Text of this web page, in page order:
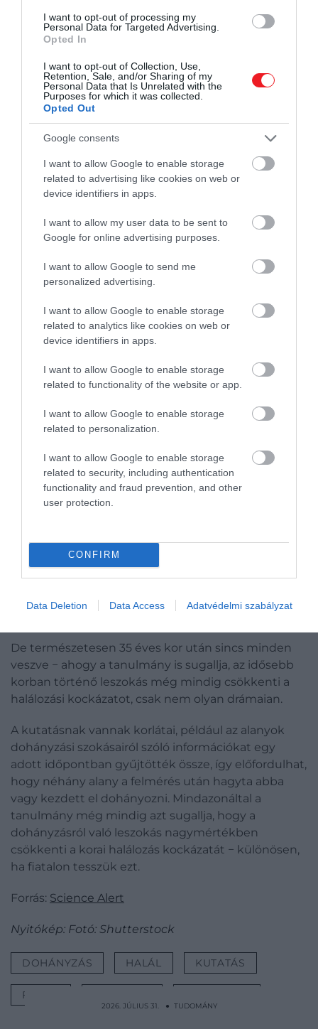
I want to opt-out of processing my
Personal Data for Targeted Advertising.
Opted In
I want to opt-out of Collection, Use,
Retention, Sale, and/or Sharing of my
Personal Data that Is Unrelated with the
Purposes for which it was collected.
Opted Out
Google consents
I want to allow Google to enable storage
related to advertising like cookies on web or
device identifiers in apps.
I want to allow my user data to be sent to
Google for online advertising purposes.
I want to allow Google to send me
personalized advertising.
I want to allow Google to enable storage
related to analytics like cookies on web or
device identifiers in apps.
I want to allow Google to enable storage
related to functionality of the website or app.
I want to allow Google to enable storage
related to personalization.
I want to allow Google to enable storage
related to security, including authentication
functionality and fraud prevention, and other
user protection.
CONFIRM
Data Deletion Data Access Adatvédelmi szabályzat
dohányosoknál összességében jelentősen
magasabb volt az összes halálozási arány, valamint
tüdőbetegség okozta halálozás magasabb aránya.
Ezek az eredmények
hogy a dohányzás
intenzitásának (a napi
cigaretták számának)
csökkentése a dohányzás-
ellenőrzési programok egyik
célja kell, hogy legyen
− írta Price a kommentárjában.
Lényeges, hogy míg a jelenlegi dohányzás minden
vizsgált faji és etnikai csoportban magasabb
való leszokás minden csoport esetében lényegesen
megfordított kockázattal járt.
Különösen azok, akik 45 éves korukig abbahagyták
a dohányzást, akár 90 százalékkal is csökkentették a
halálozási kockázatot, és azoknál, akik 35 éves koruk
Hasonlóképpen a tanulmány azt is megállapította,
hogy minél több idő telt el a dohányzásról való
leszokás óta, annál közelebb volt a halálozási
De természetesen 35 éves kor után sincs minden
veszve − ahogy a tanulmány is sugallja, az idősebb
korban történő leszokás még mindig csökkenti a
halálozási kockázatot, csak nem olyan drámaian.
A kutatásnak vannak korlátai, például az alanyok
dohányzási szokásairól szóló információkat egy
adott időpontban gyűjtötték össze, így előfordulhat,
hogy néhány alany a felmérés után hagyta abba
vagy kezdett el dohányozni. Mindazonáltal a
tanulmány még mindig azt sugallja, hogy a
dohányzásról való leszokás nagymértékben
csökkenti a korai halálozás kockázatát − különösen,
ha fiatalon tesszük ezt.
Forrás: Science Alert
Nyitókép: Fotó: Shutterstock
DOHÁNYZÁS HALÁL KUTATÁS
FIATAL
2026. JÚLIUS 31. ● TUDOMÁNY